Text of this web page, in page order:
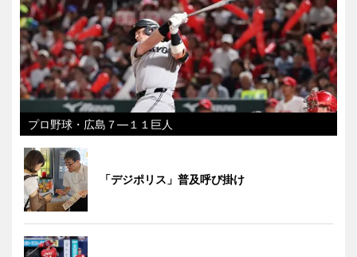
プロ野球・広島７―１１巨人
「デジポリス」普及呼び掛け